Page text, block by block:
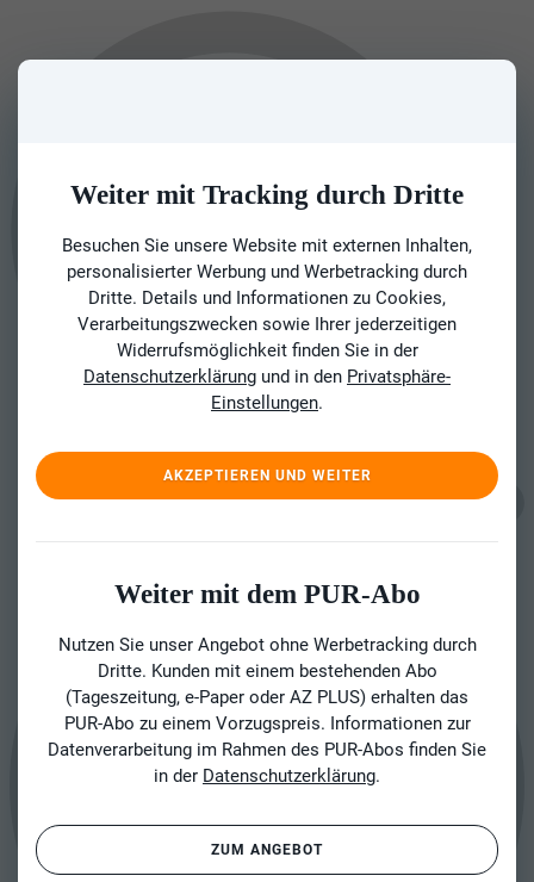
Weiter mit Tracking durch Dritte
Besuchen Sie unsere Website mit externen Inhalten,
personalisierter Werbung und Werbetracking durch
Dritte. Details und Informationen zu Cookies,
Verarbeitungszwecken sowie Ihrer jederzeitigen
Widerrufsmöglichkeit finden Sie in der
Datenschutzerklärung und in den Privatsphäre-
Einstellungen.
AKZEPTIEREN UND WEITER
Weiter mit dem PUR-Abo
Nutzen Sie unser Angebot ohne Werbetracking durch
Dritte. Kunden mit einem bestehenden Abo
(Tageszeitung, e-Paper oder AZ PLUS) erhalten das
PUR-Abo zu einem Vorzugspreis. Informationen zur
Datenverarbeitung im Rahmen des PUR-Abos finden Sie
in der Datenschutzerklärung.
ZUM ANGEBOT